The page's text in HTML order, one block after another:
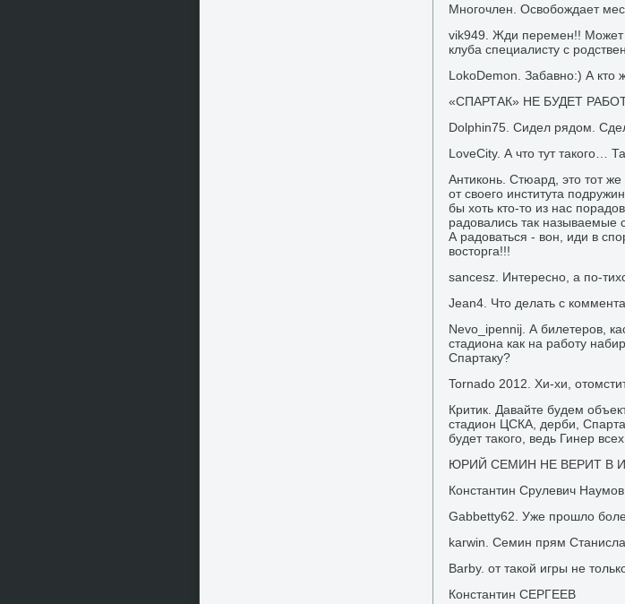
Многочлен. Освобождает
vik949. Жди перемен!! Может
клуба специалисту с
LokoDemon. Забавно:) А кто
«СПАРТАК» НЕ БУДЕТ
Dolphin75. Сидел рядом.
LoveCity. А что тут такого…
Антиконь. Стюард, это тот
от своего института
бы хоть кто-то из нас
радовались так называемые
А радоваться - вон, иди в
восторга!!!
sancesz. Интересно, а по-
Jean4. Что делать с
Nevo_ipennij. А билетеров,
стадиона как на работу
Спартаку?
Tornado 2012. Хи-хи,
Критик. Давайте будем
стадион ЦСКА, дерби,
будет такого, ведь Гинер
ЮРИЙ СЕМИН НЕ ВЕРИТ В
Константин Срулевич
Gabbetty62. Уже прошло
karwin. Семин прям
Barby. от такой игры не
Константин СЕРГЕЕВ